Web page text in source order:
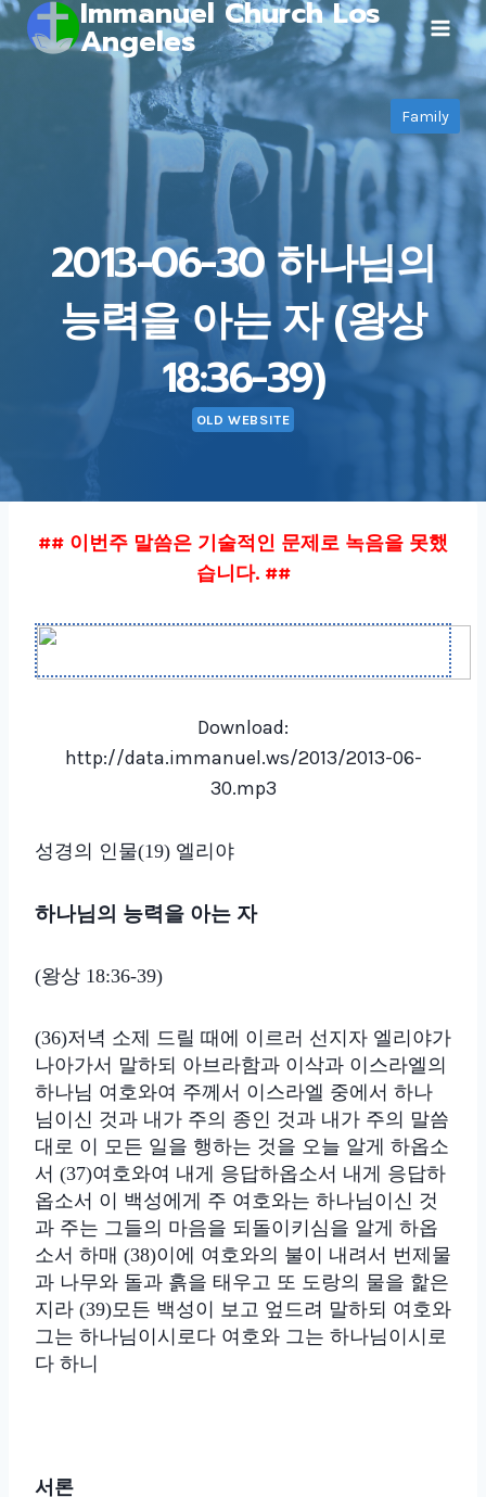
Skip
to
Immanuel Church Los
Angeles
Family
2013-06-30 하나님의
능력을 아는 자 (왕상
18:36-39)
OLD WEBSITE
## 이번주 말씀은 기술적인 문제로 녹음을 못했
습니다. ##
Download:
http://data.immanuel.ws/2013/2013-06-
30.mp3
성경의 인물(19) 엘리야
하나님의 능력을 아는 자
(왕상 18:36-39)
(36)저녁 소제 드릴 때에 이르러 선지자 엘리야가
나아가서 말하되 아브라함과 이삭과 이스라엘의
하나님 여호와여 주께서 이스라엘 중에서 하나
님이신 것과 내가 주의 종인 것과 내가 주의 말씀
대로 이 모든 일을 행하는 것을 오늘 알게 하옵소
서 (37)여호와여 내게 응답하옵소서 내게 응답하
옵소서 이 백성에게 주 여호와는 하나님이신 것
과 주는 그들의 마음을 되돌이키심을 알게 하옵
소서 하매 (38)이에 여호와의 불이 내려서 번제물
과 나무와 돌과 흙을 태우고 또 도랑의 물을 핥은
지라 (39)모든 백성이 보고 엎드려 말하되 여호와
그는 하나님이시로다 여호와 그는 하나님이시로
다 하니
서론